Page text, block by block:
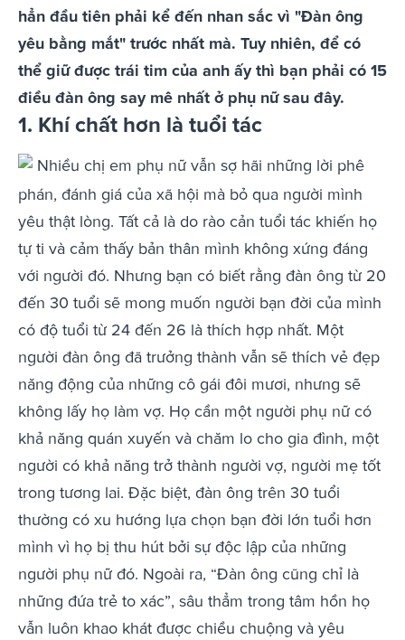
hẳn đầu tiên phải kể đến nhan sắc vì "Đàn ông
yêu bằng mắt" trước nhất mà. Tuy nhiên, để có
thể giữ được trái tim của anh ấy thì bạn phải có 15
điều đàn ông say mê nhất ở phụ nữ sau đây.
1. Khí chất hơn là tuổi tác
Nhiều chị em phụ nữ vẫn sợ hãi những lời phê
phán, đánh giá của xã hội mà bỏ qua người mình
yêu thật lòng. Tất cả là do rào cản tuổi tác khiến họ
tự ti và cảm thấy bản thân mình không xứng đáng
với người đó. Nhưng bạn có biết rằng đàn ông từ 20
đến 30 tuổi sẽ mong muốn người bạn đời của mình
có độ tuổi từ 24 đến 26 là thích hợp nhất. Một
người đàn ông đã trưởng thành vẫn sẽ thích vẻ đẹp
năng động của những cô gái đôi mươi, nhưng sẽ
không lấy họ làm vợ. Họ cần một người phụ nữ có
khả năng quán xuyến và chăm lo cho gia đình, một
người có khả năng trở thành người vợ, người mẹ tốt
trong tương lai. Đặc biệt, đàn ông trên 30 tuổi
thường có xu hướng lựa chọn bạn đời lớn tuổi hơn
mình vì họ bị thu hút bởi sự độc lập của những
người phụ nữ đó. Ngoài ra, “Đàn ông cũng chỉ là
những đứa trẻ to xác”, sâu thẳm trong tâm hồn họ
vẫn luôn khao khát được chiều chuộng và yêu